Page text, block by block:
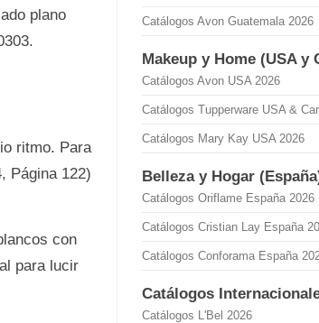
plano
ritmo. Para
Página 122)
con
para lucir
Catálogos Avon Guatemala 2026
Makeup y Home (USA y
Catálogos Avon USA 2026
Catálogos Tupperware USA &
Catálogos Mary Kay USA 2026
Belleza y Hogar
Catálogos Oriflame España 2026
Catálogos Cristian Lay España
Catálogos Conforama España
Catálogos
Catálogos L'Bel 2026